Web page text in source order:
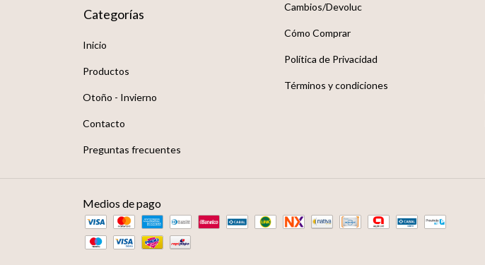
Categorías
Inicio
Productos
Otoño - Invierno
Contacto
Preguntas frecuentes
Cambios/Devoluc
Cómo Comprar
Política de Privacidad
Términos y condiciones
Medios de pago